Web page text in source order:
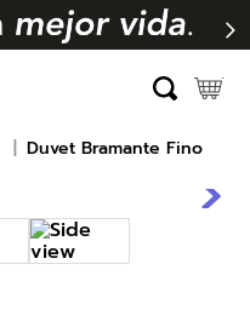
Duvet Bramante Fino